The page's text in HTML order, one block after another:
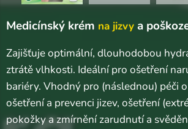
Medicínský krém na jizvy a
Zajišťuje optimální, dlouhodobou
ztrátě vlhkosti. Ideální pro ošetření
bariéry. Vhodný pro (následnou) péči
ošetření a prevenci jizev, ošetření
pokožky a zmírnění zarudnutí a